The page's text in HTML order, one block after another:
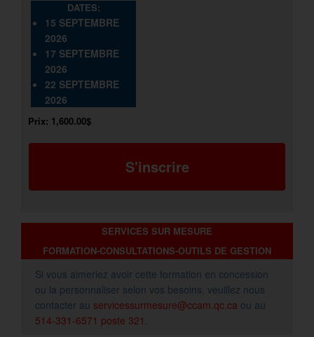
DATES:
15 SEPTEMBRE
2026
17 SEPTEMBRE
2026
22 SEPTEMBRE
2026
Prix: 1,600.00$
S'inscrire
SERVICES SUR MESURE
FORMATION-CONSULTATIONS-OUTILS DE GESTION
Si vous aimeriez avoir cette formation en concession
ou la personnaliser selon vos besoins, veuillez nous
contacter au servicessurmesure@ccam.qc.ca ou au
514-331-6571 poste 321 .